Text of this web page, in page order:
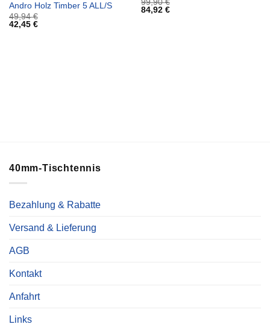
Andro Holz Timber 5 ALL/S
49,94€
42,45 €
99,90€
84,92 €
40mm-Tischtennis
Bezahlung & Rabatte
Versand & Lieferung
AGB
Kontakt
Anfahrt
Links